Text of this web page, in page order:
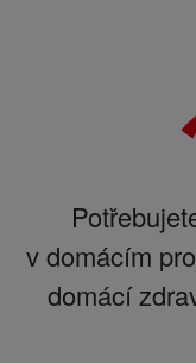
v domácím
domácí